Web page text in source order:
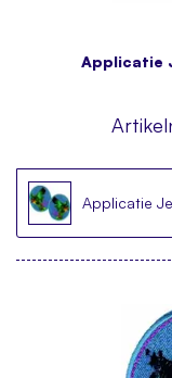
Applicatie
Applicatie